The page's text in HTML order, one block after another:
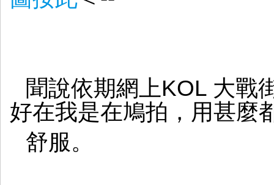
聞說依期網上KOL 大戰
好在我是在鳩拍，用甚麼
舒服。